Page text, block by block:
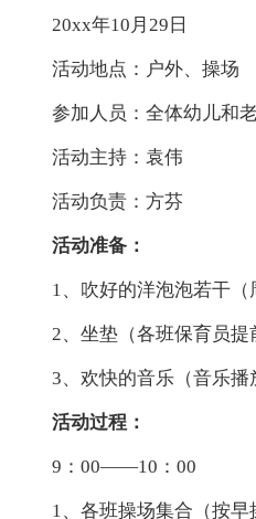
20xx年10月29日
活动地点：户外、操场
参加人员：全体幼儿和
活动主持：袁伟
活动负责：方芬
活动准备：
1、吹好的洋泡泡若干（
2、坐垫（各班保育员提
3、欢快的音乐（音乐播
活动过程：
9：00——10：00
1、各班操场集合（按早